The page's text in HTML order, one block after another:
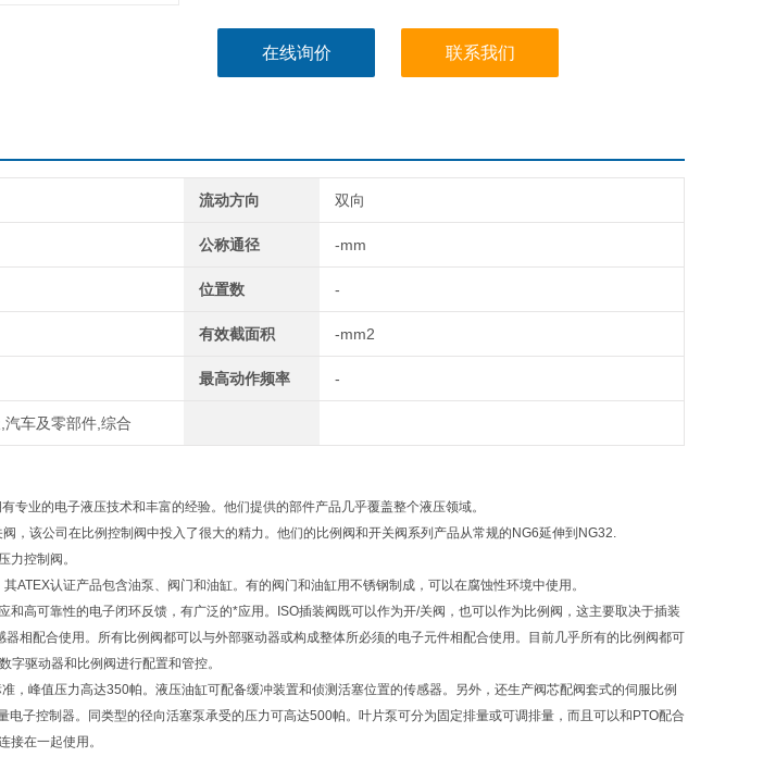
在线询价 联系我们
流动方向 双向
公称通径 -mm
位置数 -
有效截面积 -mm2
最高动作频率 -
车及零部件,综合
专业的电子液压技术和丰富的经验。他们提供的部件产品几乎覆盖整个液压领域。
，该公司在比例控制阀中投入了很大的精力。他们的比例阀和开关阀系列产品从常规的NG6延伸到NG32.
力控制阀。
ATEX认证产品包含油泵、阀门和油缸。有的阀门和油缸用不锈钢制成，可以在腐蚀性环境中使用。
和高可靠性的电子闭环反馈，有广泛的*应用。ISO插装阀既可以作为开/关阀，也可以作为比例阀，这主要取决于插装
相配合使用。所有比例阀都可以与外部驱动器或构成整体所必须的电子元件相配合使用。目前几乎所有的比例阀都可
字驱动器和比例阀进行配置和管控。
，峰值压力高达350帕。液压油缸可配备缓冲装置和侦测活塞位置的传感器。另外，还生产阀芯配阀套式的伺服比例
子控制器。同类型的径向活塞泵承受的压力可高达500帕。叶片泵可分为固定排量或可调排量，而且可以和PTO配合
接在一起使用。